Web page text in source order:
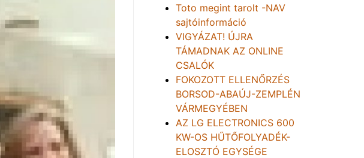
Toto megint tarolt -NAV
sajtóinformáció
VIGYÁZAT! ÚJRA
TÁMADNAK AZ ONLINE
CSALÓK
FOKOZOTT ELLENŐRZÉS
BORSOD-ABAÚJ-ZEMPLÉN
VÁRMEGYÉBEN
AZ LG ELECTRONICS 600
KW-OS HŰTŐFOLYADÉK-
ELOSZTÓ EGYSÉGE